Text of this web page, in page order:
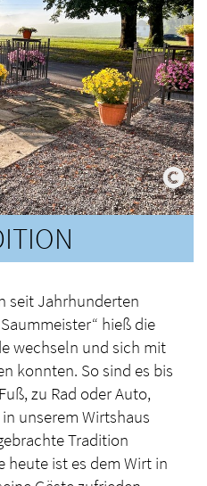
seit Jahrhunderten
hieß die
wechseln und sich mit
konnten. So sind es bis
zu Rad oder Auto,
unserem Wirtshaus
Tradition
heute ist es dem Wirt in